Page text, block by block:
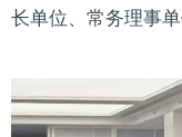
长单位、常务理事单